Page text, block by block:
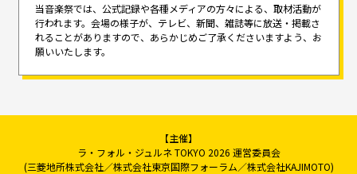
当音楽祭では、公式記録や各種メディアの方々による、取材活動が
行われます。 会場の様子が、テレビ、新聞、雑誌等に放送・掲載さ
れることがありますので、 あらかじめご了承くださいますよう、お
願いいたします。
【主催】
ラ・フォル・ジュルネ TOKYO 2026 運営委員会
(三菱地所株式会社／株式会社東京国際フォーラム／株式会社KAJIMOTO)